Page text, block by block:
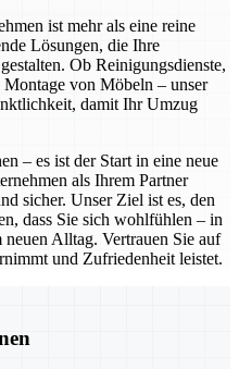
ist mehr als eine reine
Lösungen, die Ihre
Ob Reinigungsdienste,
von Möbeln – unser
damit Ihr Umzug
– es ist der Start in eine neue
als Ihrem Partner
sicher. Unser Ziel ist es, den
dass Sie sich wohlfühlen – in
Alltag. Vertrauen Sie auf
und Zufriedenheit leistet.